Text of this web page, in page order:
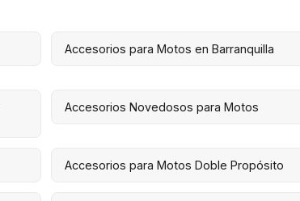
Accesorios para Motos en Barranquilla
Accesorios Novedosos para Motos
Accesorios para Motos Doble Propósito